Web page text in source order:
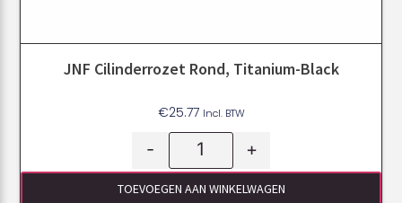
JNF Cilinderrozet Rond, Titanium-Black
€25.77 Incl. BTW
- +
TOEVOEGEN AAN WINKELWAGEN